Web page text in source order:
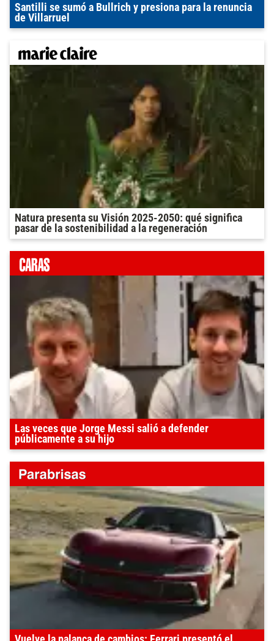
Santilli se sumó a Bullrich y presiona para la renuncia
de Villarruel
Natura presenta su Visión 2025-2050: qué significa
pasar de la sostenibilidad a la regeneración
Las veces que Jorge Messi salió a defender
públicamente a su hijo